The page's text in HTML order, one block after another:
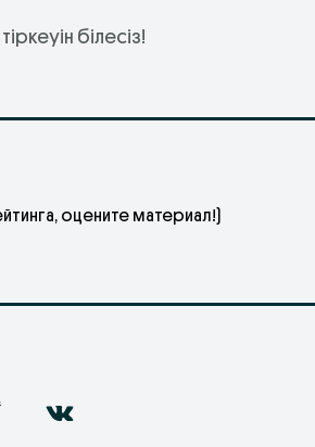
білесіз!
оцените материал!)